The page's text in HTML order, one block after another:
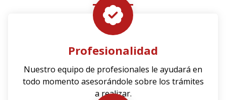
Profesionalidad
Nuestro equipo de profesionales le ayudará en
todo momento asesorándole sobre los trámites
a realizar.